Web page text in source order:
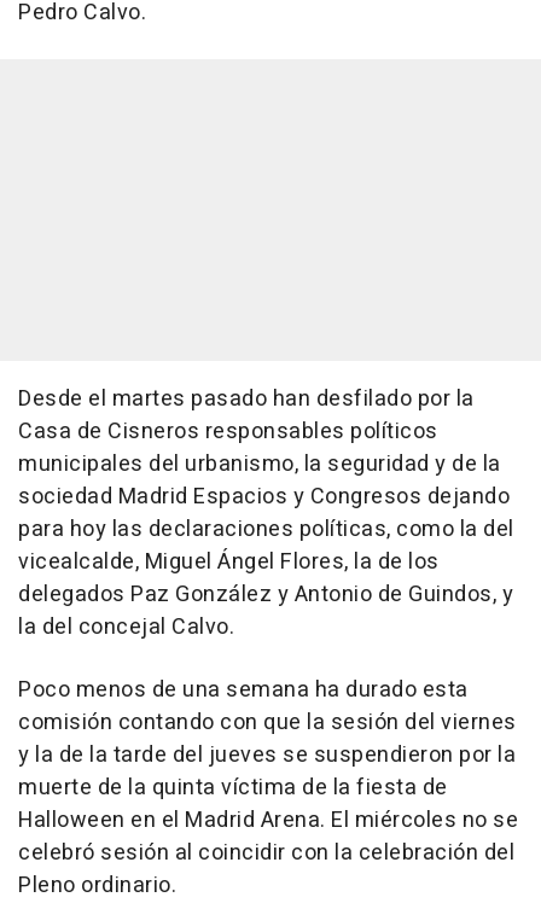
Pedro Calvo.
Desde el martes pasado han desfilado por la
Casa de Cisneros responsables políticos
municipales del urbanismo, la seguridad y de la
sociedad Madrid Espacios y Congresos dejando
para hoy las declaraciones políticas, como la del
vicealcalde, Miguel Ángel Flores, la de los
delegados Paz González y Antonio de Guindos, y
la del concejal Calvo.
Poco menos de una semana ha durado esta
comisión contando con que la sesión del viernes
y la de la tarde del jueves se suspendieron por la
muerte de la quinta víctima de la fiesta de
Halloween en el Madrid Arena. El miércoles no se
celebró sesión al coincidir con la celebración del
Pleno ordinario.